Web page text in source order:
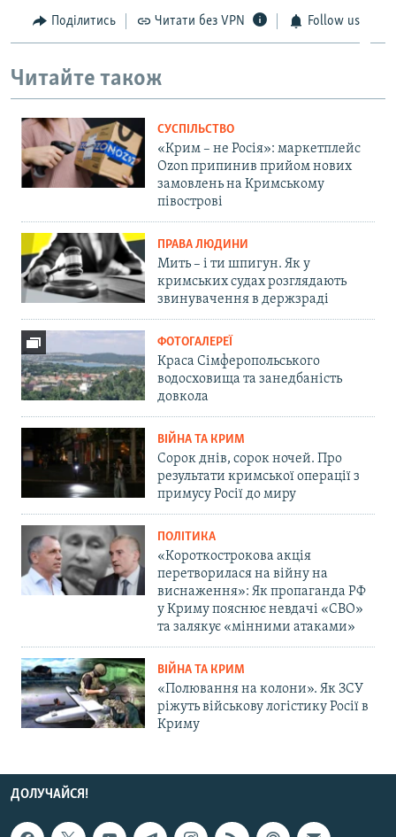
Поділитись Читати без VPN Follow us
Читайте також
СУСПІЛЬСТВО
«Крим – не Росія»: маркетплейс
Ozon припинив прийом нових
замовлень на Кримському
півострові
ПРАВА ЛЮДИНИ
Мить – і ти шпигун. Як у
кримських судах розглядають
звинувачення в держзраді
ФОТОГАЛЕРЕЇ
Краса Сімферопольського
водосховища та занедбаність
довкола
ВІЙНА ТА КРИМ
Сорок днів, сорок ночей. Про
результати кримської операції з
примусу Росії до миру
ПОЛІТИКА
«Короткострокова акція
перетворилася на війну на
виснаження»: Як пропаганда РФ
у Криму пояснює невдачі «СВО»
та залякує «мінними атаками»
ВІЙНА ТА КРИМ
«Полювання на колони». Як ЗСУ
ріжуть військову логістику Росії в
Криму
ДОЛУЧАЙСЯ!